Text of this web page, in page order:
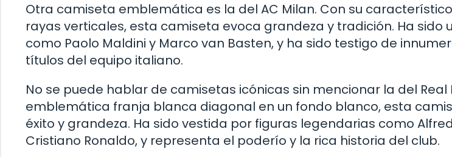
Otra camiseta emblemática es la del AC Milan. Con su
rayas verticales, esta camiseta evoca grandeza y tradición. Ha sido
como Paolo Maldini y Marco van Basten, y ha sido testigo de
títulos del equipo italiano.
No se puede hablar de camisetas icónicas sin mencionar la del Real
emblemática franja blanca diagonal en un fondo blanco, esta
éxito y grandeza. Ha sido vestida por figuras legendarias como
Cristiano Ronaldo, y representa el poderío y la rica historia del club.